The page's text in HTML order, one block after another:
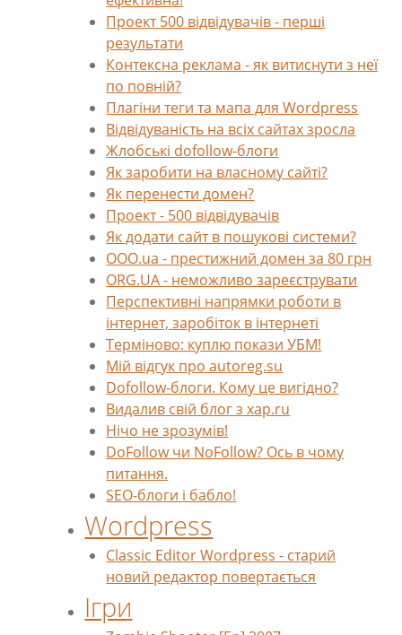
Проект 500 відвідувачів - перші
результати
Контексна реклама - як витиснути з неї
по повній?
Плагіни теги та мапа для Wordpress
Відвідуваність на всіх сайтах зросла
Жлобські dofollow-блоги
Як заробити на власному сайті?
Як перенести домен?
Проект - 500 відвідувачів
Як додати сайт в пошукові системи?
OOO.ua - престижний домен за 80 грн
ORG.UA - неможливо зареєструвати
Перспективні напрямки роботи в
інтернет, заробіток в інтернеті
Терміново: куплю покази УБМ!
Мій відгук про autoreg.su
Dofollow-блоги. Кому це вигідно?
Видалив свій блог з xap.ru
Нічо не зрозумів!
DoFollow чи NoFollow? Ось в чому
питання.
SEO-блоги і бабло!
Wordpress
Classic Editor Wordpress - старий
новий редактор повертається
Ігри